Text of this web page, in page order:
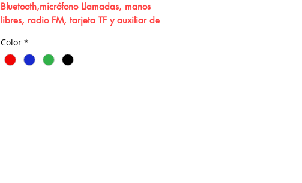
Bluetooth,micrófono Llamadas, manos
libres, radio FM, tarjeta TF y auxiliar de
Color *